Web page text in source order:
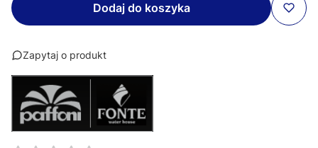
Dodaj do koszyka
Zapytaj o produkt